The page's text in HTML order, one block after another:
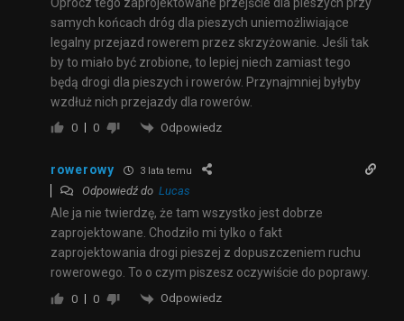
samych końcach dróg dla pieszych uniemożliwiające
legalny przejazd rowerem przez skrzyżowanie. Jeśli tak
by to miało być zrobione, to lepiej niech zamiast tego
będą drogi dla pieszych i rowerów. Przynajmniej byłyby
wzdłuż nich przejazdy dla rowerów.
0 0 Odpowiedz
rowerowy 3 lata temu
Odpowiedź do Lucas
Ale ja nie twierdzę, że tam wszystko jest dobrze
zaprojektowane. Chodziło mi tylko o fakt
zaprojektowania drogi pieszej z dopuszczeniem ruchu
rowerowego. To o czym piszesz oczywiście do poprawy.
0 0 Odpowiedz